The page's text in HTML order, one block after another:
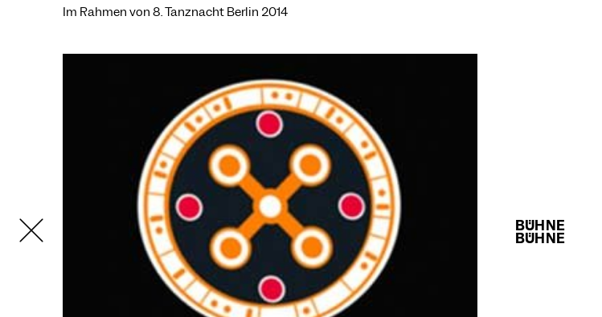
Im Rahmen von 8. Tanznacht Berlin 2014